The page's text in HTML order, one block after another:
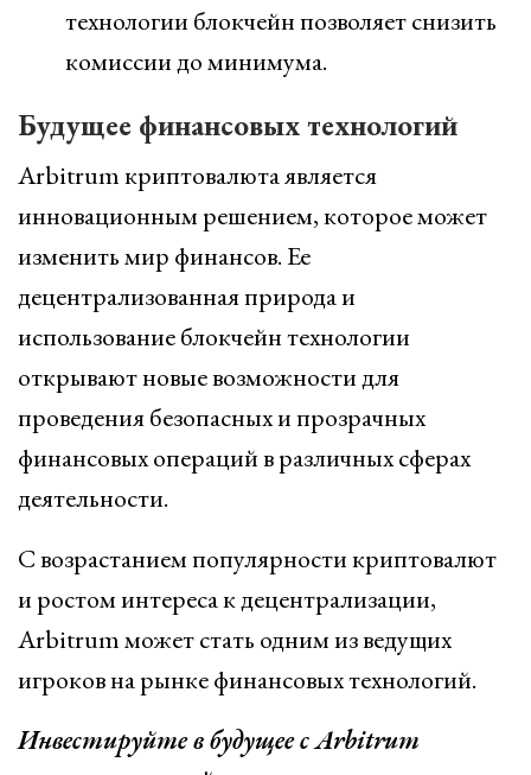
технологии блокчейн позволяет снизить
комиссии до минимума.
Будущее финансовых технологий
Arbitrum криптовалюта является
инновационным решением, которое может
изменить мир финансов. Ее
децентрализованная природа и
использование блокчейн технологии
открывают новые возможности для
проведения безопасных и прозрачных
финансовых операций в различных сферах
деятельности.
С возрастанием популярности криптовалют
и ростом интереса к децентрализации,
Arbitrum может стать одним из ведущих
игроков на рынке финансовых технологий.
Инвестируйте в будущее с Arbitrum